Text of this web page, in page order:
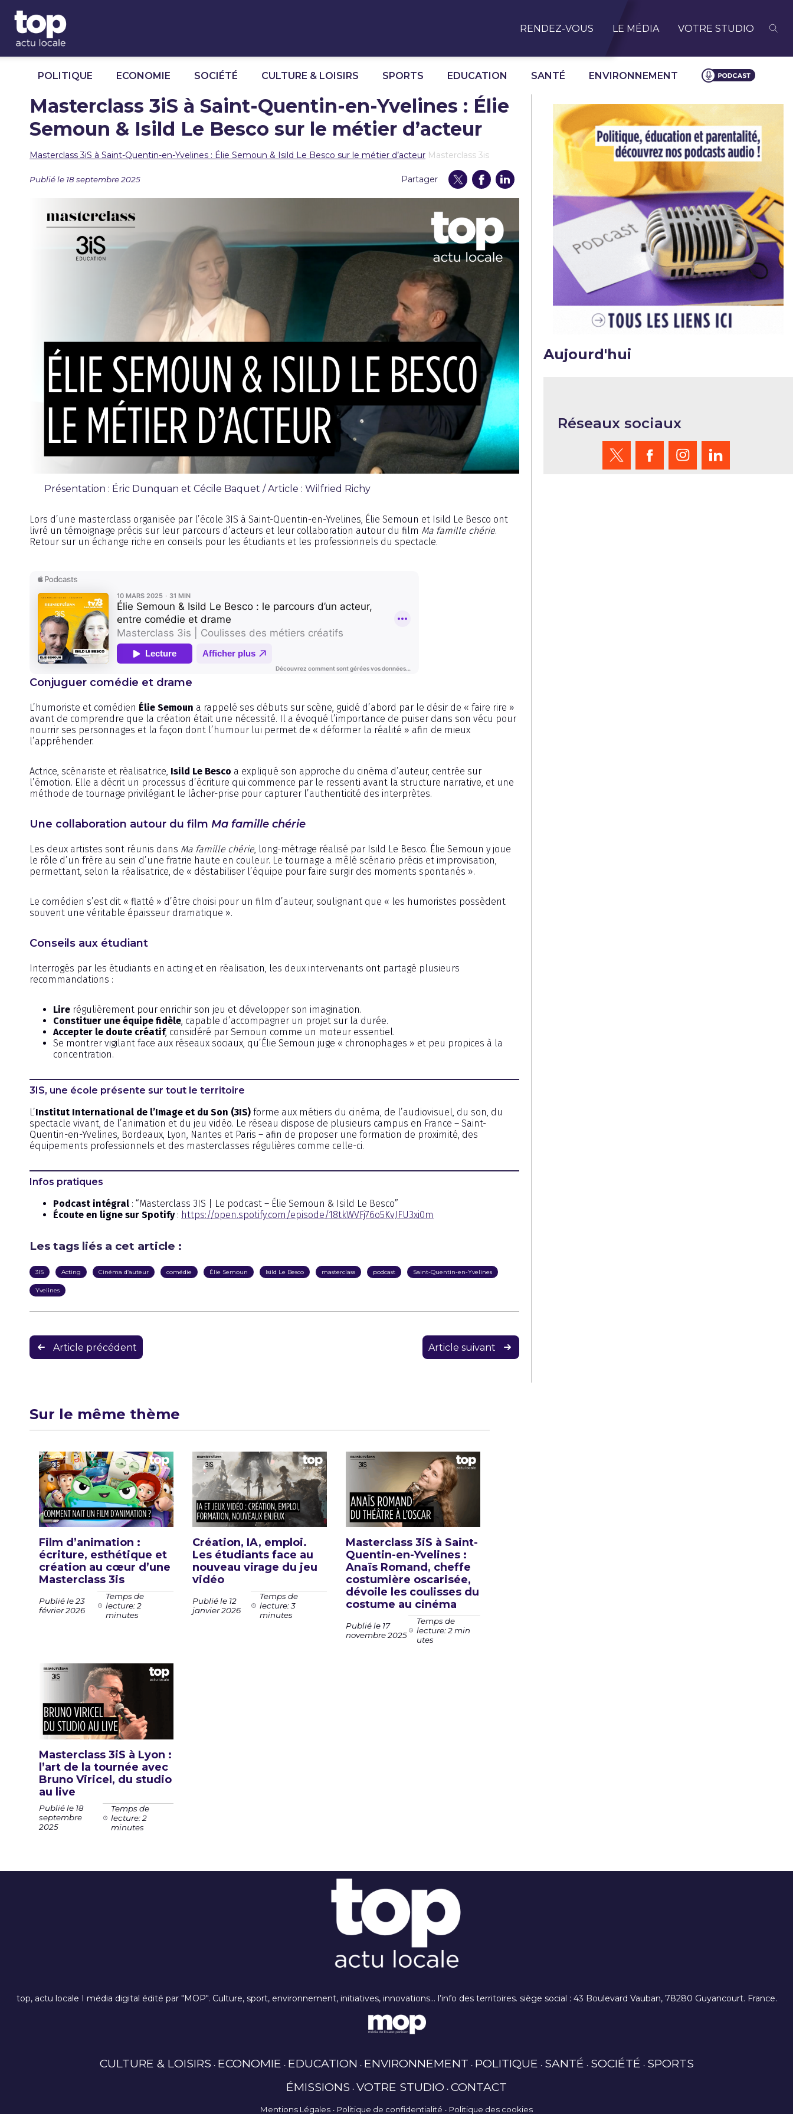
RENDEZ-VOUS LE MÉDIA VOTRE STUDIO
POLITIQUE ECONOMIE SOCIÉTÉ CULTURE & LOISIRS SPORTS EDUCATION SANTÉ ENVIRONNEMENT
Masterclass 3iS à Saint-Quentin-en-Yvelines : Élie
Semoun & Isild Le Besco sur le métier d’acteur
Masterclass 3iS à Saint-Quentin-en-Yvelines : Élie Semoun & Isild Le Besco sur le métier d’acteur Masterclass 3is
Publié le 18 septembre 2025 Partager
Présentation : Éric Dunquan et Cécile Baquet / Article : Wilfried Richy
Lors d’une masterclass organisée par l’école 3IS à Saint-Quentin-en-Yvelines, Élie Semoun et Isild Le Besco ont
livré un témoignage précis sur leur parcours d’acteurs et leur collaboration autour du film Ma famille chérie.
Retour sur un échange riche en conseils pour les étudiants et les professionnels du spectacle.
Conjuguer comédie et drame
L’humoriste et comédien Élie Semoun a rappelé ses débuts sur scène, guidé d’abord par le désir de « faire rire »
avant de comprendre que la création était une nécessité. Il a évoqué l’importance de puiser dans son vécu pour
nourrir ses personnages et la façon dont l’humour lui permet de « déformer la réalité » afin de mieux
l’appréhender.
Actrice, scénariste et réalisatrice, Isild Le Besco a expliqué son approche du cinéma d’auteur, centrée sur
l’émotion. Elle a décrit un processus d’écriture qui commence par le ressenti avant la structure narrative, et une
méthode de tournage privilégiant le lâcher-prise pour capturer l’authenticité des interprètes.
Une collaboration autour du film Ma famille chérie
Les deux artistes sont réunis dans Ma famille chérie, long-métrage réalisé par Isild Le Besco. Élie Semoun y joue
le rôle d’un frère au sein d’une fratrie haute en couleur. Le tournage a mêlé scénario précis et improvisation,
permettant, selon la réalisatrice, de « déstabiliser l’équipe pour faire surgir des moments spontanés ».
Le comédien s’est dit « flatté » d’être choisi pour un film d’auteur, soulignant que « les humoristes possèdent
souvent une véritable épaisseur dramatique ».
Conseils aux étudiant
Interrogés par les étudiants en acting et en réalisation, les deux intervenants ont partagé plusieurs
recommandations :
Lire régulièrement pour enrichir son jeu et développer son imagination.
Constituer une équipe fidèle, capable d’accompagner un projet sur la durée.
Accepter le doute créatif, considéré par Semoun comme un moteur essentiel.
Se montrer vigilant face aux réseaux sociaux, qu’Élie Semoun juge « chronophages » et peu propices à la
concentration.
3IS, une école présente sur tout le territoire
L’Institut International de l’Image et du Son (3IS) forme aux métiers du cinéma, de l’audiovisuel, du son, du
spectacle vivant, de l’animation et du jeu vidéo. Le réseau dispose de plusieurs campus en France – Saint-
Quentin-en-Yvelines, Bordeaux, Lyon, Nantes et Paris – afin de proposer une formation de proximité, des
équipements professionnels et des masterclasses régulières comme celle-ci.
Infos pratiques
Podcast intégral : “Masterclass 3IS | Le podcast – Élie Semoun & Isild Le Besco”
Écoute en ligne sur Spotify: https://open.spotify.com/episode/18tkWVFj76o5KvJFU3xi0m
Les tags liés a cet article :
3IS Acting Cinéma d’auteur comédie Élie Semoun Isild Le Besco masterclass podcast Saint-Quentin-en-Yvelines
Yvelines
Navigation
de
Article précédent Article suivant
Aujourd'hui
Réseaux sociaux
Sur le même thème
Film d’animation :
écriture, esthétique et
création au cœur d’une
Masterclass 3is
Publié le 23
février 2026
Temps de
lecture: 2
minutes
Création, IA, emploi.
Les étudiants face au
nouveau virage du jeu
vidéo
Publié le 12
janvier 2026
Temps de
lecture: 3
minutes
Masterclass 3iS à Saint-
Quentin-en-Yvelines :
Anaïs Romand, cheffe
costumière oscarisée,
dévoile les coulisses du
costume au cinéma
Publié le 17
novembre 2025
Temps de
lecture: 2 min
utes
Masterclass 3iS à Lyon :
l’art de la tournée avec
Bruno Viricel, du studio
au live
Publié le 18
septembre
2025
Temps de
lecture: 2
minutes
top, actu locale I média digital édité par "MOP". Culture, sport, environnement, initiatives, innovations… l’info des territoires. siège social : 43 Boulevard Vauban, 78280 Guyancourt. France.
CULTURE & LOISIRS ECONOMIE EDUCATION ENVIRONNEMENT POLITIQUE SANTÉ SOCIÉTÉ SPORTS
ÉMISSIONS VOTRE STUDIO CONTACT
Mentions Légales Politique de confidentialité Politique des cookies